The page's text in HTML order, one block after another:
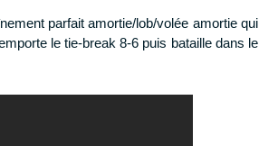
parfait amortie/lob/volée amortie qui
le tie-break 8-6 puis bataille dans le